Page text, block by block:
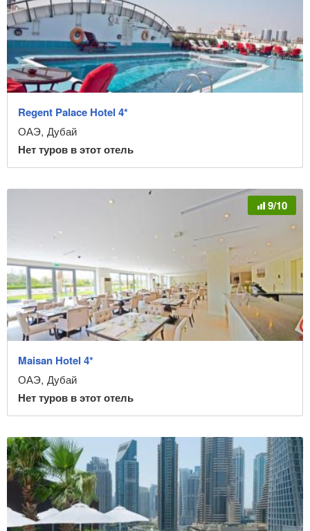
Regent Palace Hotel 4*
ОАЭ, Дубай
Нет туров в этот отель
9/10
Maisan Hotel 4*
ОАЭ, Дубай
Нет туров в этот отель